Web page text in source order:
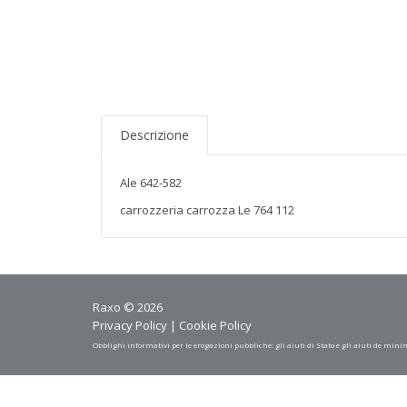
Descrizione
Ale 642-582
carrozzeria carrozza Le 764 112
Raxo © 2026
Privacy Policy | Cookie Policy
Obblighi informativi per le erogazioni pubbliche: gli aiuti di Stato e gli aiuti de